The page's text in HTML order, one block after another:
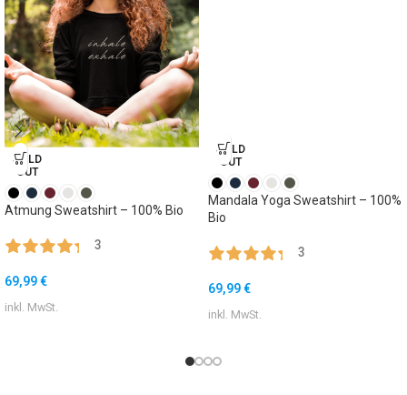
SOLD
OUT
Atmung Sweatshirt – 100% Bio
3
69,99€
inkl. MwSt.
SOLD
OUT
Mandala Yoga Sweatshirt – 100%
Bio
3
69,99€
inkl. MwSt.